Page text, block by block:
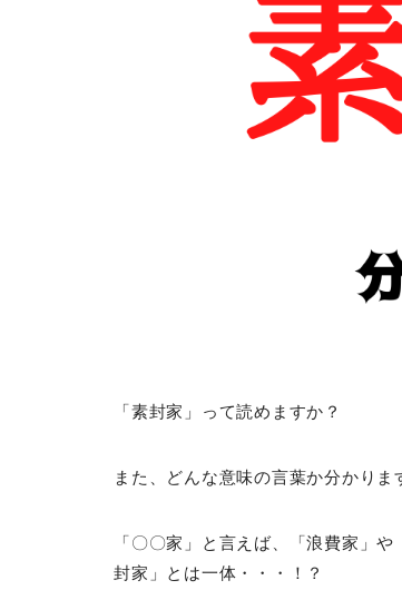
「素封家」って読めますか？
また、どんな意味の言葉か分かりま
「〇〇家」と言えば、「浪費家」
封家」とは一体・・・！？